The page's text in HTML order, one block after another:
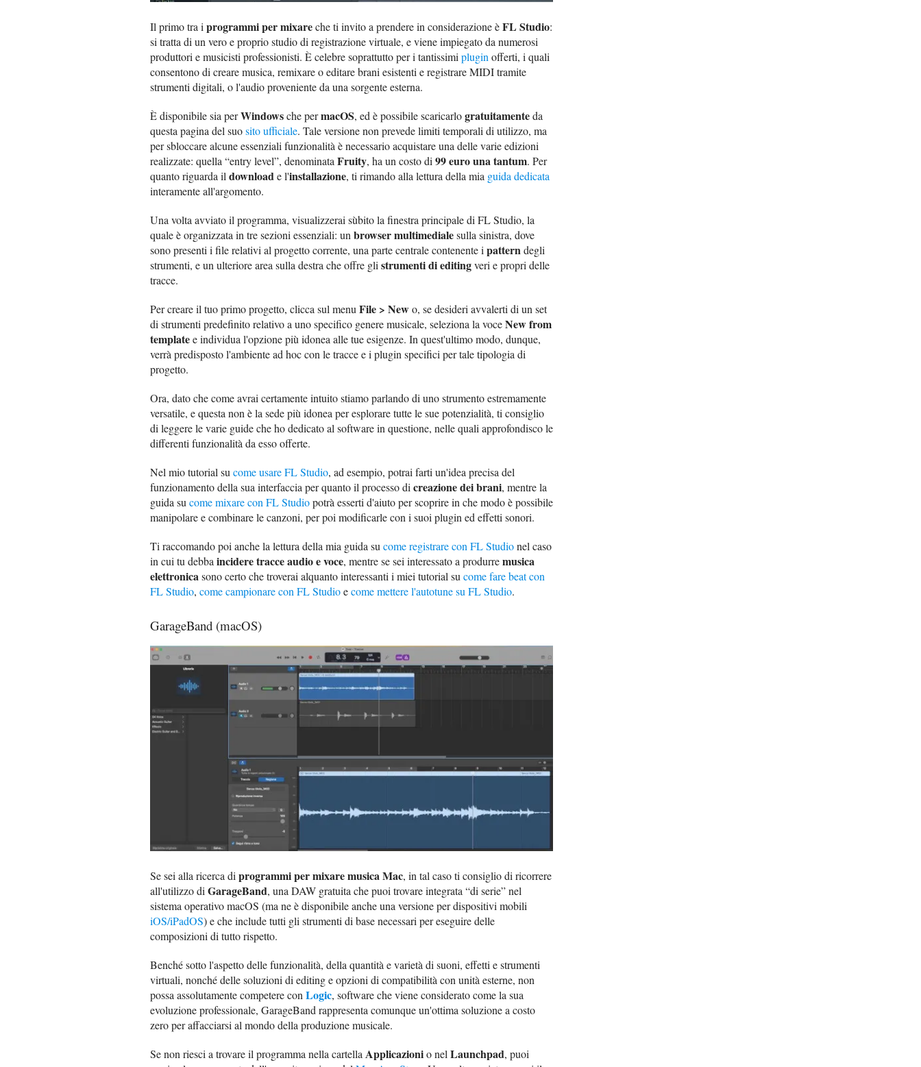
Il primo tra iprogrammi per mixareche ti invito a prendere in considerazione èFL Studio:
si tratta di un vero e proprio studio di registrazione virtuale, e viene impiegato da numerosi
produttori e musicisti professionisti. È celebre soprattutto per i tantissimipluginofferti, i quali
consentono di creare musica, remixare o editare brani esistenti e registrare MIDI tramite
strumenti digitali, o l'audio proveniente da una sorgente esterna.
È disponibile sia perWindowsche permacOS, ed è possibile scaricarlogratuitamenteda
questa pagina del suosito ufficiale. Tale versione non prevede limiti temporali di utilizzo, ma
per sbloccare alcune essenziali funzionalità è necessario acquistare una delle varie edizioni
realizzate: quella “entry level”, denominataFruity, ha un costo di99 euro una tantum. Per
quanto riguarda ildownloade l'installazione, ti rimando alla lettura della mia guida dedicata
interamente all'argomento.
Una volta avviato il programma, visualizzerai sùbito la finestra principale di FL Studio, la
quale è organizzata in tre sezioni essenziali: unbrowser multimedialesulla sinistra, dove
sono presenti i file relativi al progetto corrente, una parte centrale contenente ipatterndegli
strumenti, e un ulteriore area sulla destra che offre glistrumenti di editingveri e propri delle
tracce.
Per creare il tuo primo progetto, clicca sul menuFile > Newo, se desideri avvalerti di un set
di strumenti predefinito relativo a uno specifico genere musicale, seleziona la voceNew from
templatee individua l'opzione più idonea alle tue esigenze. In quest'ultimo modo, dunque,
verrà predisposto l'ambiente ad hoc con le tracce e i plugin specifici per tale tipologia di
progetto.
Ora, dato che come avrai certamente intuito stiamo parlando di uno strumento estremamente
versatile, e questa non è la sede più idonea per esplorare tutte le sue potenzialità, ti consiglio
di leggere le varie guide che ho dedicato al software in questione, nelle quali approfondisco le
differenti funzionalità da esso offerte.
Nel mio tutorial sucome usare FL Studio, ad esempio, potrai farti un'idea precisa del
funzionamento della sua interfaccia per quanto il processo dicreazione dei brani, mentre la
guida sucome mixare con FL Studiopotrà esserti d'aiuto per scoprire in che modo è possibile
manipolare e combinare le canzoni, per poi modificarle con i suoi plugin ed effetti sonori.
Ti raccomando poi anche la lettura della mia guida sucome registrare con FL Studionel caso
in cui tu debbaincidere tracce audio e voce, mentre se sei interessato a produrremusica
elettronicasono certo che troverai alquanto interessanti i miei tutorial sucome fare beat con
FL Studio, come campionare con FL Studioecome mettere l'autotune su FL Studio.
GarageBand (macOS)
Se sei alla ricerca di programmi per mixare musica Mac, in tal caso ti consiglio di ricorrere
all'utilizzo di GarageBand, una DAW gratuita che puoi trovare integrata “di serie” nel
sistema operativo macOS (ma ne è disponibile anche una versione per dispositivi mobili
iOS/iPadOS) e che include tutti gli strumenti di base necessari per eseguire delle
composizioni di tutto rispetto.
Benché sotto l'aspetto delle funzionalità, della quantità e varietà di suoni, effetti e strumenti
virtuali, nonché delle soluzioni di editing e opzioni di compatibilità con unità esterne, non
possa assolutamente competere con Logic, software che viene considerato come la sua
evoluzione professionale, GarageBand rappresenta comunque un'ottima soluzione a costo
zero per affacciarsi al mondo della produzione musicale.
Se non riesci a trovare il programma nella cartella Applicazionio nel Launchpad, puoi